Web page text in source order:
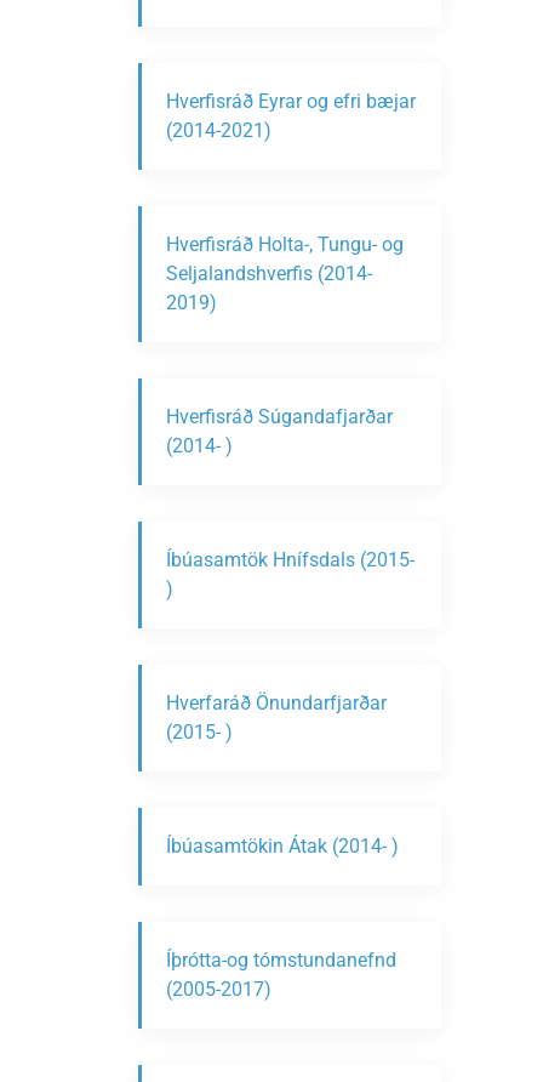
Hverfisráð Eyrar og efri bæjar
(2014-2021)
Hverfisráð Holta-, Tungu- og
Seljalandshverfis (2014-
2019)
Hverfisráð Súgandafjarðar
(2014- )
Íbúasamtök Hnífsdals (2015-
)
Hverfaráð Önundarfjarðar
(2015- )
Íbúasamtökin Átak (2014- )
Íþrótta-og tómstundanefnd
(2005-2017)